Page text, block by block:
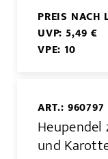
PREIS NACH
UVP: 5,49 €
VPE: 10
ART.: 960797
und